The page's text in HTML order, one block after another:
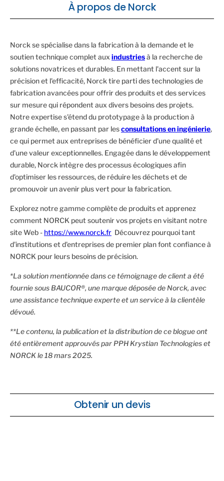
À propos de Norck
Norck se spécialise dans la fabrication à la demande et le
soutien technique complet aux industriesà la recherche de
solutions novatrices et durables. En mettant l'accent sur la
précision et l'efficacité, Norck tire parti des technologies de
fabrication avancées pour offrir des produits et des services
sur mesure qui répondent aux divers besoins des projets.
Notre expertise s'étend du prototypage à la production à
grande échelle, en passant par lesconsultations en ingénierie,
ce qui permet aux entreprises de bénéficier d'une qualité et
d'une valeur exceptionnelles. Engagée dans le développement
durable, Norck intègre des processus écologiques afin
d'optimiser les ressources, de réduire les déchets et de
promouvoir un avenir plus vert pour la fabrication.
Explorez notre gamme complète de produits et apprenez
comment NORCK peut soutenir vos projets en visitant notre
site Web - https://www.norck.fr Découvrez pourquoi tant
d'institutions et d'entreprises de premier plan font confiance à
NORCK pour leurs besoins de précision.
*La solution mentionnée dans ce témoignage de client a été
fournie sous BAUCOR®, une marque déposée de Norck, avec
une assistance technique experte et un service à la clientèle
dévoué.
**Le contenu, la publication et la distribution de ce blogue ont
été entièrement approuvés par PPH Krystian Technologies et
NORCK le 18 mars 2025.
Obtenir un devis